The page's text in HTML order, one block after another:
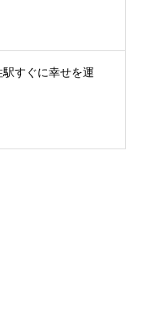
駅すぐに幸せを運